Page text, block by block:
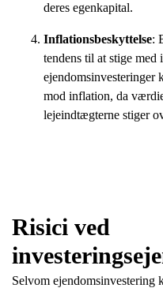
deres egenkapital.
Inflationsbeskyttelse:
tendens til at stige
ejendomsinvesteringer
mod inflation, da
lejeindtægterne stiger
Risici ved
Selvom ejendomsinvestering